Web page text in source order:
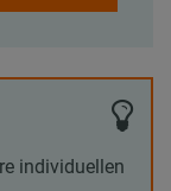
individuellen